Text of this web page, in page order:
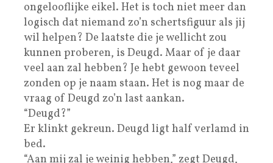
ongelooflijke eikel. Het is toch niet meer dan
logisch dat niemand zo’n schertsfiguur als jij
wil helpen? De laatste die je wellicht zou
kunnen proberen, is Deugd. Maar of je daar
veel aan zal hebben? Je hebt gewoon teveel
zonden op je naam staan. Het is nog maar de
vraag of Deugd zo’n last aankan.
“Deugd?”
Er klinkt gekreun. Deugd ligt half verlamd in
bed.
“Aan mij zal je weinig hebben,” zegt Deugd,